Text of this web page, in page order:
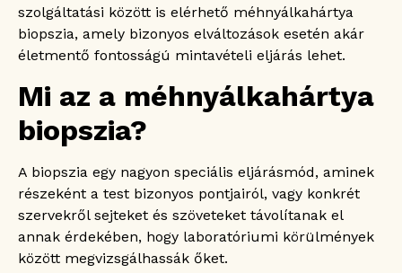
szolgáltatási között is elérhető méhnyálkahártya
biopszia, amely bizonyos elváltozások esetén akár
életmentő fontosságú mintavételi eljárás lehet.
Mi az a méhnyálkahártya
biopszia?
A biopszia egy nagyon speciális eljárásmód, aminek
részeként a test bizonyos pontjairól, vagy konkrét
szervekről sejteket és szöveteket távolítanak el
annak érdekében, hogy laboratóriumi körülmények
között megvizsgálhassák őket.